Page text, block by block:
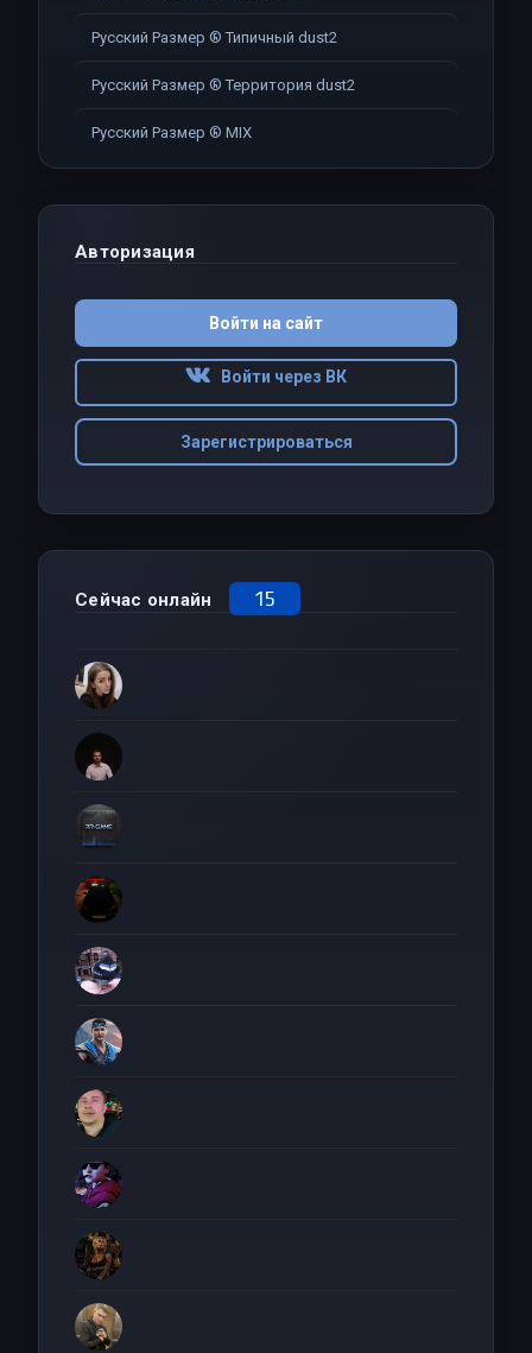
Русский Размер ® Типичный dust2
Русский Размер ® Территория dust2
Русский Размер ® MIX
Авторизация
Войти на сайт
Войти через ВК
Зарегистрироваться
Сейчас онлайн 15